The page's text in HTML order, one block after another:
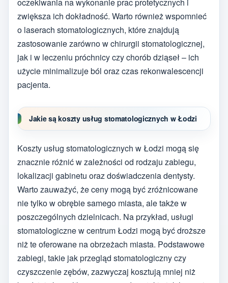
zwiększa ich dokładność. Warto również wspomnieć
o laserach stomatologicznych, które znajdują
zastosowanie zarówno w chirurgii stomatologicznej,
jak i w leczeniu próchnicy czy chorób dziąseł – ich
użycie minimalizuje ból oraz czas rekonwalescencji
pacjenta.
Jakie są koszty usług stomatologicznych w Łodzi
Koszty usług stomatologicznych w Łodzi mogą się
znacznie różnić w zależności od rodzaju zabiegu,
lokalizacji gabinetu oraz doświadczenia dentysty.
Warto zauważyć, że ceny mogą być zróżnicowane
nie tylko w obrębie samego miasta, ale także w
poszczególnych dzielnicach. Na przykład, usługi
stomatologiczne w centrum Łodzi mogą być droższe
niż te oferowane na obrzeżach miasta. Podstawowe
zabiegi, takie jak przegląd stomatologiczny czy
czyszczenie zębów, zazwyczaj kosztują mniej niż